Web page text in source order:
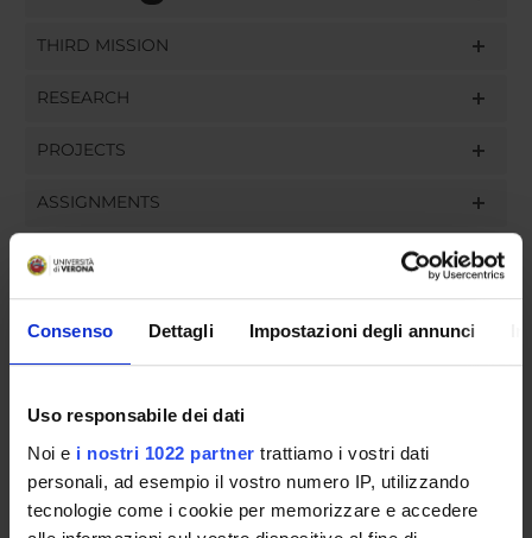
Consenso Dettagli Impostazioni degli annunci
Uso responsabile dei dati
Noi e i nostri 1022 partner trattiamo i vostri dati
personali, ad esempio il vostro numero IP, utilizzando
tecnologie come i cookie per memorizzare e accedere
THIRD MISSION
RESEARCH
PROJECTS
ASSIGNMENTS
ORGANISATION
DEPARTMENT ADMINISTRATION OFFICES